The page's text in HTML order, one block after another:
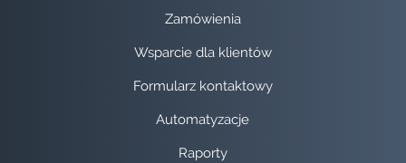
Zamówienia
Wsparcie dla klientów
Formularz kontaktowy
Automatyzacje
Raporty